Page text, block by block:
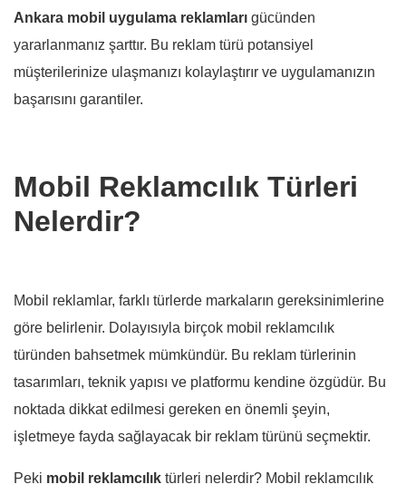
Ankara mobil uygulama reklamları gücünden
yararlanmanız şarttır. Bu reklam türü potansiyel
müşterilerinize ulaşmanızı kolaylaştırır ve uygulamanızın
başarısını garantiler.
Mobil Reklamcılık Türleri
Nelerdir?
Mobil reklamlar, farklı türlerde markaların gereksinimlerine
göre belirlenir. Dolayısıyla birçok mobil reklamcılık
türünden bahsetmek mümkündür. Bu reklam türlerinin
tasarımları, teknik yapısı ve platformu kendine özgüdür. Bu
noktada dikkat edilmesi gereken en önemli şeyin,
işletmeye fayda sağlayacak bir reklam türünü seçmektir.
Peki mobil reklamcılık türleri nelerdir? Mobil reklamcılık